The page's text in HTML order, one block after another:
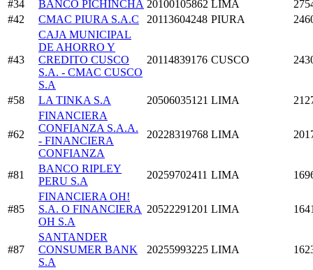
#34
BANCO PICHINCHA 20100105862 LIMA
#42
CMAC PIURA S.A.C 20113604248 PIURA
#43
CAJA MUNICIPAL
DE AHORRO Y
CREDITO CUSCO
S.A. - CMAC CUSCO
S.A
20114839176 CUSCO
#58 LA TINKA S.A 20506035121 LIMA
#62
FINANCIERA
CONFIANZA S.A.A.
- FINANCIERA
CONFIANZA
20228319768 LIMA
#81
BANCO RIPLEY
PERU S.A
20259702411 LIMA
#85
FINANCIERA OH!
S.A. O FINANCIERA
OH S.A
20522291201 LIMA
#87
SANTANDER
CONSUMER BANK
S.A
20255993225 LIMA